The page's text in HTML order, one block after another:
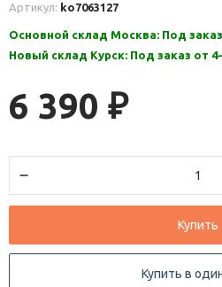
Артикул: ko7063127
Основной склад Москва: Под
Новый склад Курск: Под заказ от
6 390 ₽
Купить
Купить в